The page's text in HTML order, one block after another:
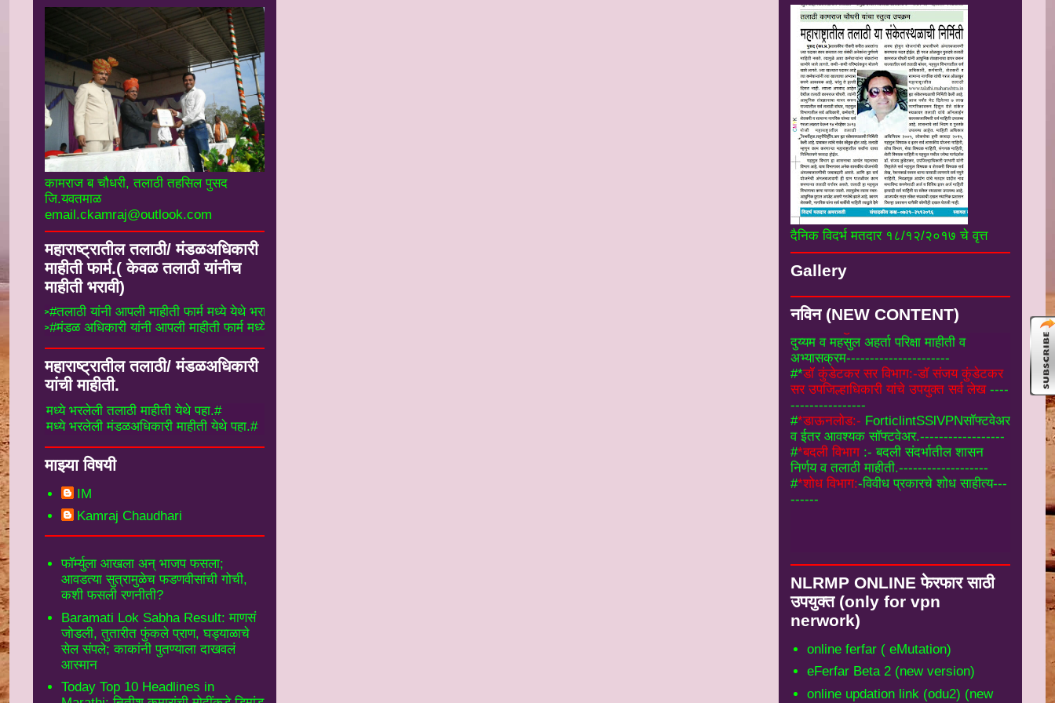
कामराज ब चौधरी, तलाठी तहसिल पुसद
जि.यवतमाळ
email.ckamraj@outlook.com
महाराष्ट्रातील तलाठी/ मंडळअधिकारी
माहीती फार्म.( केवळ तलाठी यांनीच
माहीती भरावी)
==>#तलाठी यांनी आपली माहीती फार्म मध्ये येथे भरा.#
==>#मंडळ अधिकारी यांनी आपली माहीती फार्म मध्ये येथे भरा.#
महाराष्ट्रातील तलाठी/ मंडळअधिकारी
यांची माहीती.
भरलेली तलाठी माहीती येथे पहा.#
भरलेली मंडळअधिकारी माहीती येथे पहा.#
माझ्या विषयी
IM
Kamraj Chaudhari
फॉर्म्युला आखला अन् भाजप फसला;
आवडत्या सुत्रामुळेच फडणवीसांची गोची,
कशी फसली रणनीती?
Baramati Lok Sabha Result: माणसं
जोडली, तुतारीत फुंकले प्राण, घड्याळाचे
सेल संपले; काकांनी पुतण्याला दाखवलं
आस्मान
Today Top 10 Headlines in
दैनिक विदर्भ मतदार १८/१२/२०१७ चे वृत्त
Gallery
नविन (NEW CONTENT)
#*नियम व पुस्तके :-
अभ्यासक्रम----------------------
#*डॉ कुंडेटकर सर विभाग:-डॉ संजय कुंडेटकर
सर उपजिल्हाधिकारी यांचे उपयुक्त सर्व लेख
----------------
#*डाऊनलोड:-ForticlintSSlVPNसॉफ्टवेअर
व ईतर आवश्यक सॉफ्टवेअर.------------------
#*बदली विभाग:- बदली संदर्भातील शासन
निर्णय व तलाठी माहीती.-------------------
# *शोध विभाग:-विवीध प्रकारचे शोध साहीत्य---
------
NLRMP ONLINE फेरफार साठी
उपयुक्‍त (only for vpn
nerwork)
online ferfar ( eMutation)
eFerfar Beta 2 (new version)
online updation link (odu2) (new